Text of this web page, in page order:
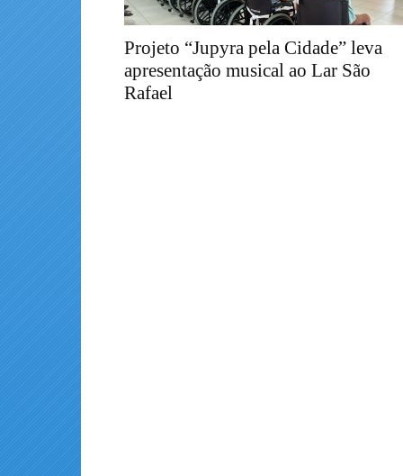
Projeto “Jupyra pela Cidade” leva
apresentação musical ao Lar São
Rafael